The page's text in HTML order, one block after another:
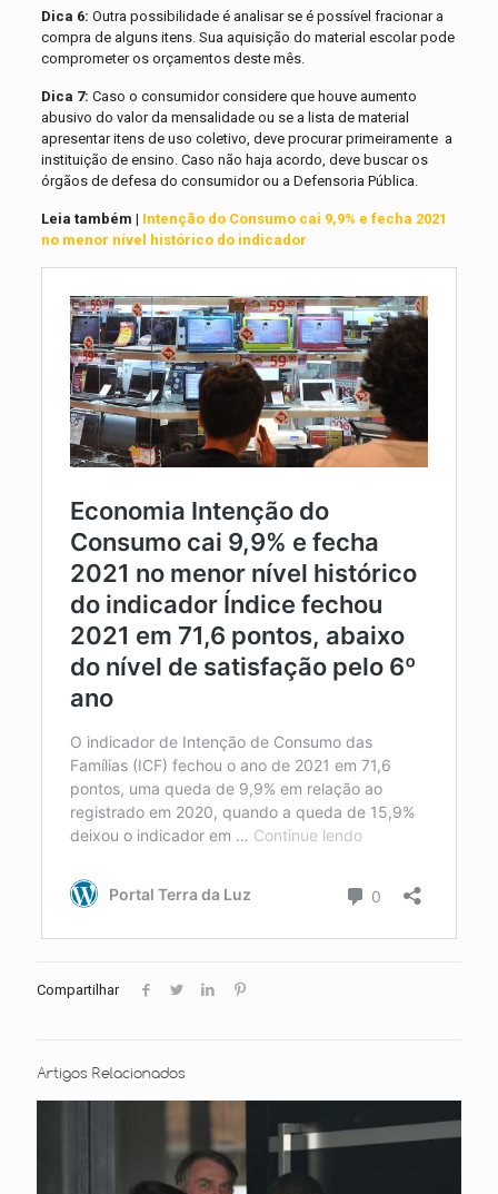
Dica 6: Outra possibilidade é analisar se é possível fracionar a
compra de alguns itens. Sua aquisição do material escolar pode
comprometer os orçamentos deste mês.
Dica 7: Caso o consumidor considere que houve aumento
abusivo do valor da mensalidade ou se a lista de material
apresentar itens de uso coletivo, deve procurar primeiramente a
instituição de ensino. Caso não haja acordo, deve buscar os
órgãos de defesa do consumidor ou a Defensoria Pública.
Leia também | Intenção do Consumo cai 9,9% e fecha 2021
no menor nível histórico do indicador
Compartilhar
Artigos Relacionados